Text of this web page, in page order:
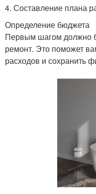
4. Составление плана
Определение бюджета
Первым шагом должно
ремонт. Это поможет
расходов и сохранить